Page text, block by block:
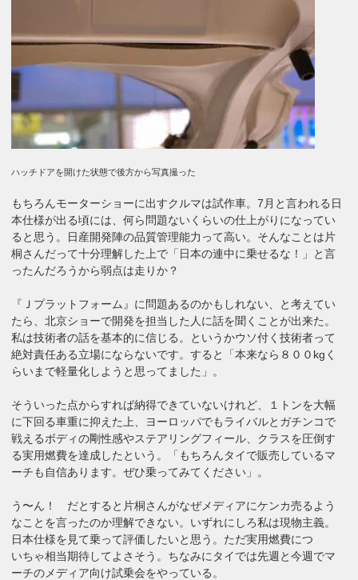
ハッチドアを開けた状態で後方から写真撮った
もちろんモーターショーに出すクルマは試作車。7月と言われる日
本仕様が出る頃には、何ら問題ないくらいの仕上がりになってい
ると思う。日産開発陣の品質管理能力って高い。そんなことは片
桐さんだって十分理解した上で「日本の連中に乗せるな！」と言
ったんだろうから弱点は走りか？
『Ｊプラットフォーム』に問題あるのかもしれない、と考えてい
たら、北京ショーで開発を担当した人に話を聞くことが出来た。
私は技術者の話を基本的に信じる。というかウソ付く技術者って
絶対責任ある立場にならないです。すると「本来なら８００kgく
らいまで軽量化しようと思ってました」。
そういった点からすれば納得できていないけれど、１トンを大幅
に下回る車重に抑えた上、ヨーロッパでもライバルとガチンコで
戦えるボディの剛性感やステアリングフィール、クラスを圧倒す
る実用燃費を達成したという。「もちろんタイで販売しているマ
ーチも自信あります。ぜひ乗ってみてください」。
う〜ん！ だとすると片桐さんがなぜメディアにケンカ売るよう
なことを言ったのか理解できない。いずれにしろ私は現物主義。
日本仕様を見て乗って評価したいと思う。ただ実用燃費につ
いちゃ相当期待してよさそう。ちなみにタイでは先週と今週でマ
ーチのメディア向け試乗会をやっている。